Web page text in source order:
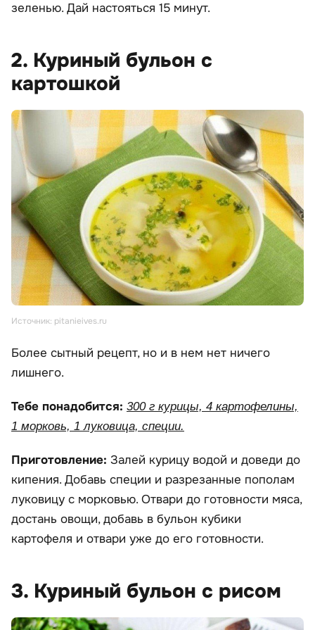
зеленью. Дай настояться 15 минут.
2. Куриный бульон с
картошкой
Источник: pitanieives.ru
Более сытный рецепт, но и в нем нет ничего
лишнего.
Тебе понадобится: 300 г курицы, 4 картофелины,
1 морковь, 1 луковица, специи.
Приготовление: Залей курицу водой и доведи до
кипения. Добавь специи и разрезанные пополам
луковицу с морковью. Отвари до готовности мяса,
достань овощи, добавь в бульон кубики
картофеля и отвари уже до его готовности.
3. Куриный бульон с рисом